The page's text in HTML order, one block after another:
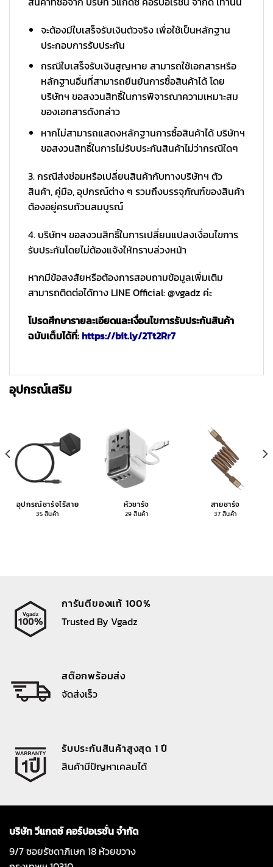
จะต้องมีใบเสร็จรับเงินตัวจริง เพื่อใช้เป็นหลักฐาน
ประกอบการรับประกัน
กรณีใบเสร็จรับเงินสูญหาย สามารถใช้เอกสารหรือ
หลักฐานอื่นที่สามารถยืนยันการซื้อสินค้าได้ โดย
บริษัทฯ ขอสงวนสิทธิ์ในการพิจารณาความเหมาะสม
ของเอกสารดังกล่าว
หากไม่สามารถแสดงหลักฐานการซื้อสินค้าได้ บริษัทฯ
ขอสงวนสิทธิ์ในการไม่รับประกันสินค้าไม่ว่ากรณีใดๆ
3. กรณีส่งซ่อมหรือเปลี่ยนสินค้ากับทางบริษัทฯ ตัว
สินค้า, คู่มือ, อุปกรณ์ต่าง ๆ รวมถึงบรรจุภัณฑ์ของสินค้า
ต้องอยู่ครบถ้วนสมบูรณ์
4. บริษัทฯ ขอสงวนสิทธิ์ในการเปลี่ยนแปลงเงื่อนไขการ
รับประกันโดยไม่ต้องแจ้งให้ทราบล่วงหน้า
หากมีข้อสงสัยหรือต้องการสอบถามข้อมูลเพิ่มเติม
สามารถติดต่อได้ทาง LINE Official: @vgadz ค่ะ
โปรดศึกษารายละเอียดและเงื่อนไขการรับประกันสินค้า
ฉบับเต็มได้ที่:https://bit.ly/2Tt2Rr7
อุปกรณ์เสริม
อุปกรณ์ชาร์จไร้สาย
35 สินค้า
หัวชาร์จ
29 สินค้า
สายชาร์จ
37 สินค้า
การันตีของแท้ 100%
Trusted By Vgadz
สต๊อกพร้อมส่ง
จัดส่งเร็ว
รับประกันสินค้าสูงสุด 1 ปี
สินค้ามีปัญหาเคลมได้
บริษัท วีแกดซ์ คอร์ปอเรชั่น จำกัด
9/7 ซอยรัชดาภิเษก 18 ห้วยขวาง